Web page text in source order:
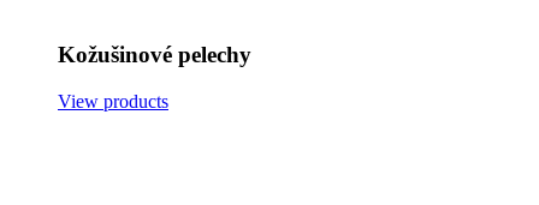
Kožušinové pelechy
View products